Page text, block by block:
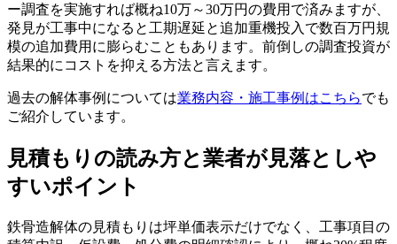
ー調査を実施すれば概ね10万～30万円の費用で済みますが、
発見が工事中になると工期遅延と追加重機投入で数百万円規
模の追加費用に膨らむこともあります。前倒しの調査投資が
結果的にコストを抑える方法と言えます。
過去の解体事例については業務内容・施工事例はこちらでも
ご紹介しています。
見積もりの読み方と業者が見落としや
すいポイント
鉄骨造解体の見積もりは坪単価表示だけでなく、工事項目の